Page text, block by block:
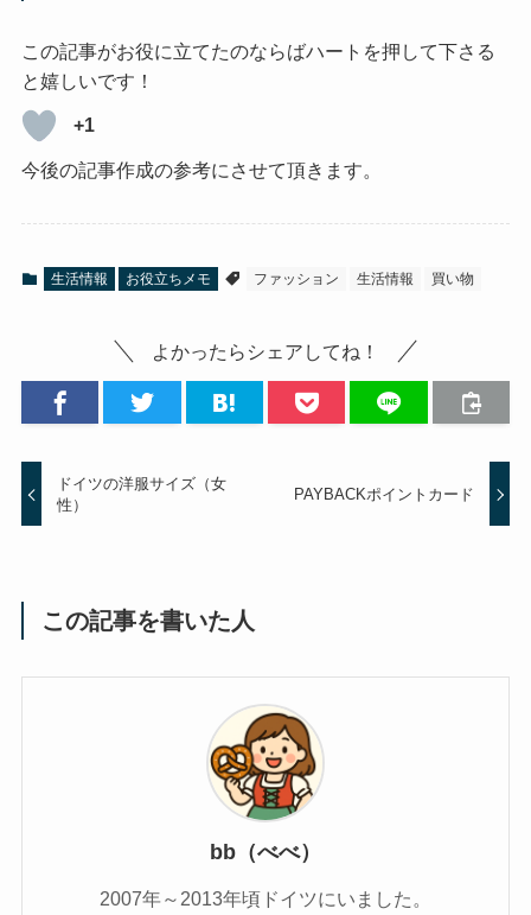
この記事がお役に立てたのならばハートを押して下さる
と嬉しいです！
+1
今後の記事作成の参考にさせて頂きます。
生活情報 お役立ちメモ ファッション 生活情報 買い物
よかったらシェアしてね！
ドイツの洋服サイズ（女
性）
PAYBACKポイントカード
この記事を書いた人
bb（べべ）
2007年～2013年頃ドイツにいました。